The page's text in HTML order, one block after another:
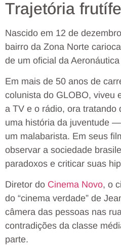
Trajetória
Nascido em 12 de
bairro da Zona Norte
de um oficial da
Em mais de 50 anos de
colunista do GLOBO, viveu
a TV e o rádio, ora tratando
uma história da juventude
um malabarista. Em seus
observar a sociedade
paradoxos e criticar suas
Diretor do Cinema Novo, o
do “cinema verdade” de
câmera das pessoas nas
contradições da classe
parte.